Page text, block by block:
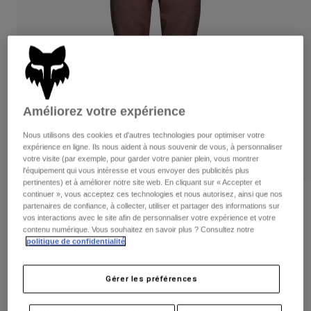
Pantalons
Shorts
Gants
Protections
Masques
Chaussettes
Accessoires
Gants
Vestes
Protections
Masques
Chaussettes
Sacs et accessoires
Voir tout
Femme
T-shirts et tops
Sweats et Pulls
Vestes
Pantalons
Chemises
Voir tout
Enfants
Masques
Chaussettes
Voir tout
Moto
Casques
Maillots
Pantalons
Bottes
Masques
Pantalon Defend Fire — Femme
Article n°32949
Price reduced from
179,99 €to116,99 € 35% OFF
Améliorez votre expérience
Nous utilisons des cookies et d'autres technologies pour optimiser votre
expérience en ligne. Ils nous aident à nous souvenir de vous, à personnaliser
votre visite (par exemple, pour garder votre panier plein, vous montrer
l'équipement qui vous intéresse et vous envoyer des publicités plus
pertinentes) et à améliorer notre site web. En cliquant sur « Accepter et
continuer », vous acceptez ces technologies et nous autorisez, ainsi que nos
partenaires de confiance, à collecter, utiliser et partager des informations sur
vos interactions avec le site afin de personnaliser votre expérience et votre
contenu numérique. Vous souhaitez en savoir plus ? Consultez notre
politique de confidentialité
Gérer les préférences